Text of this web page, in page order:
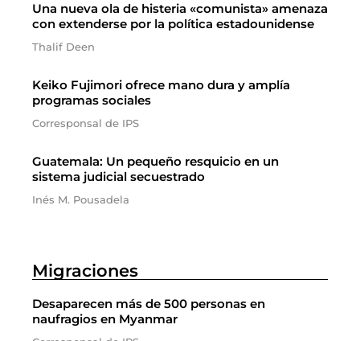
Una nueva ola de histeria «comunista» amenaza
con extenderse por la política estadounidense
Thalif Deen
Keiko Fujimori ofrece mano dura y amplía
programas sociales
Corresponsal de IPS
Guatemala: Un pequeño resquicio en un
sistema judicial secuestrado
Inés M. Pousadela
Migraciones
Desaparecen más de 500 personas en
naufragios en Myanmar